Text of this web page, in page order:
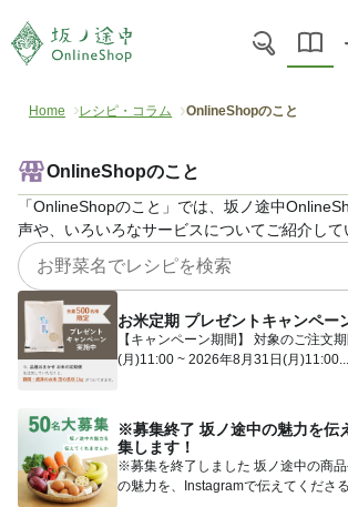
Home レシピ・コラム OnlineShopのこと
OnlineShopのこと
「OnlineShopのこと」では、坂ノ途中
声や、いろいろなサービスについてご紹介して
お米定期 プレゼントキャンペー
【キャンペーン期間】 対象のご注文
(月)11:00 ~ 2026年8月31日(月)11:00...
※募集終了 坂ノ途中の魅力を伝
集します！
※募集を終了しました 坂ノ途中の商
の魅力を、Instagramで伝えてくださ